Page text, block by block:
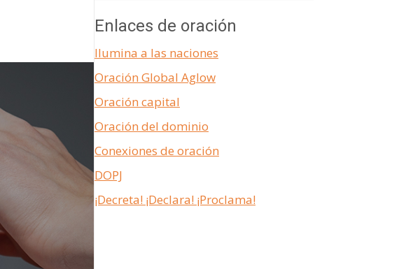
Enlaces de oración
Ilumina a las naciones
Oración Global Aglow
Oración capital
Oración del dominio
Conexiones de oración
DOPJ
¡Decreta! ¡Declara! ¡Proclama!